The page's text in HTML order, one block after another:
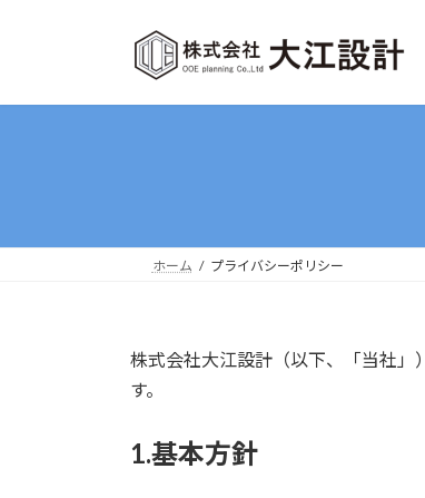
プ
動
ホーム プライバシーポリシー
株式会社大江設計（以下、「当社」
す。
1.基本方針